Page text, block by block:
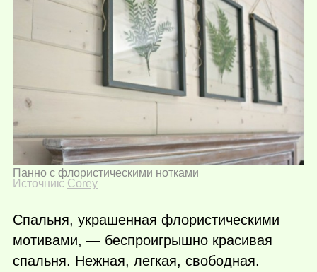
Панно с флористическими нотками
Источник: Corey
Спальня, украшенная флористическими
мотивами, — беспроигрышно красивая
спальня. Нежная, легкая, свободная.